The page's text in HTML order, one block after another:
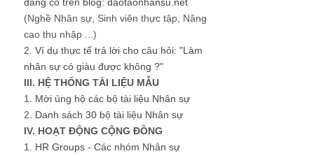
(Nghề Nhân sự, Sinh viên thực tập, Nâng
cao thu nhập ...)
2. Ví dụ thực tế trả lời cho câu hỏi: "Làm
nhân sự có giàu được không ?"
III. HỆ THỐNG TÀI LIỆU MẪU
1. Mời ủng hộ các bộ tài liệu Nhân sự
2. Danh sách 30 bộ tài liệu Nhân sự
IV. HOẠT ĐỘNG CỘNG ĐỒNG
1. HR Groups - Các nhóm Nhân sự